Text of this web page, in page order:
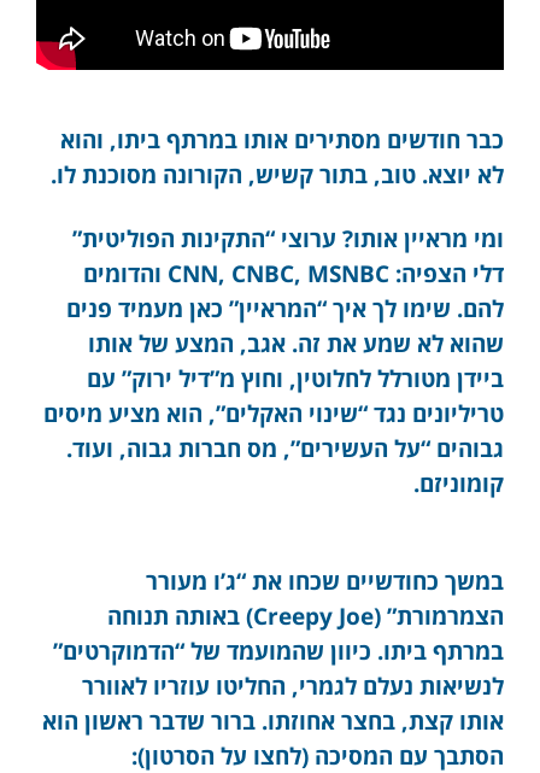
כבר חודשים מסתירים אותו במרתף ביתו, והוא
לא יוצא. טוב, בתור קשיש, הקורונה מסוכנת לו.
ומי מראיין אותו? ערוצי “התקינות הפוליטית”
דלי הצפיה: CNN, CNBC, MSNBC והדומים
להם. שימו לך איך “המראיין” כאן מעמיד פנים
שהוא לא שמע את זה. אגב, המצע של אותו
ביידן מטורלל לחלוטין, וחוץ מ”דיל ירוק” עם
טריליונים נגד “שינוי האקלים”, הוא מציע מיסים
גבוהים “על העשירים”, מס חברות גבוה, ועוד.
קומוניזם.
במשך כחודשיים שכחו את “ג’ו מעורר
הצמרמורת” (Creepy Joe) באותה תנוחה
במרתף ביתו. כיוון שהמועמד של “הדמוקרטים”
לנשיאות נעלם לגמרי, החליטו עוזריו לאוורר
אותו קצת, בחצר אחוזתו. ברור שדבר ראשון הוא
הסתבך עם המסיכה (לחצו על הסרטון):